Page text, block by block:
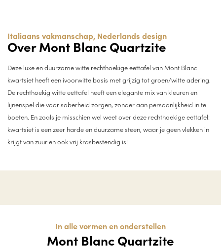
Italiaans vakmanschap, Nederlands design
Over Mont Blanc Quartzite
Deze luxe en duurzame witte rechthoekige eettafel van Mont Blanc
kwartsiet heeft een ivoorwitte basis met grijzig tot groen/witte adering.
De rechthoekig witte eettafel heeft een elegante mix van kleuren en
lijnenspel die voor soberheid zorgen, zonder aan persoonlijkheid in te
boeten. En zoals je misschien wel weet over deze rechthoekige eettafel:
kwartsiet is een zeer harde en duurzame steen, waar je geen vlekken in
krijgt van zuur en ook vrij krasbestendig is!
In alle vormen en onderstellen
Mont Blanc Quartzite